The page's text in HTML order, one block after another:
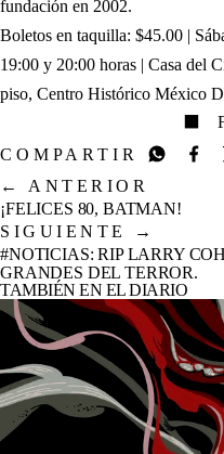
fundación en 2002.
Boletos en taquilla: $45.00 |
19:00 y 20:00 horas | Casa del
piso, Centro Histórico México
⬛
COMPARTIR
← ANTERIOR
¡FELICES 80, BATMAN!
SIGUIENTE
→
#NOTICIAS: RIP LARRY
GRANDES DEL TERROR.
TAMBIÉN EN EL DIARIO